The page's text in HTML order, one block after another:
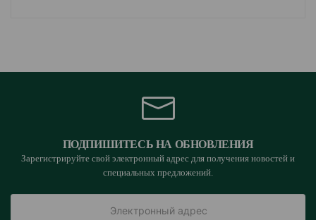
ПОДПИШИТЕСЬ НА ОБНОВЛЕНИЯ
Зарегистрируйте свой электронный адрес для получения новостей и
специальных предложений.